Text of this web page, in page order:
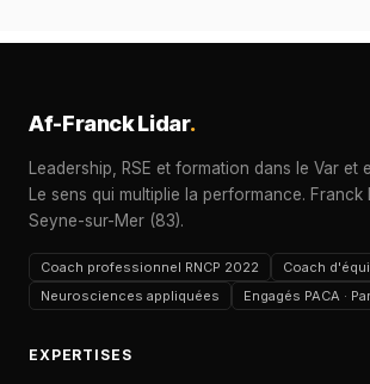
Af-Franck Lidar.
Leadership, RSE et formation dans le Var et
Le sens qui multiplie la performance. Franck
Seyne-sur-Mer (83).
Coach professionnel RNCP 2022
Coach
Neurosciences appliquées
Engagés PACA ·
EXPERTISES